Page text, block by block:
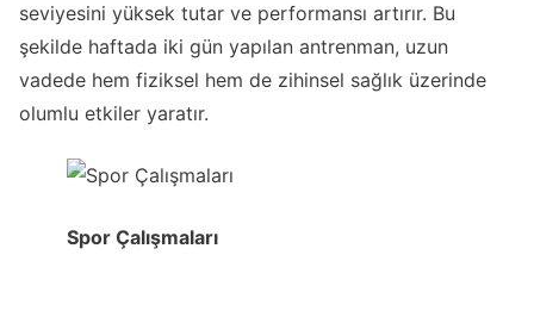
seviyesini yüksek tutar ve performansı artırır. Bu
şekilde haftada iki gün yapılan antrenman, uzun
vadede hem fiziksel hem de zihinsel sağlık üzerinde
olumlu etkiler yaratır.
Spor Çalışmaları